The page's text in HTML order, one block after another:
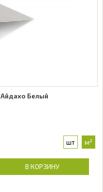
Белый
шт м²
В КОРЗИНУ